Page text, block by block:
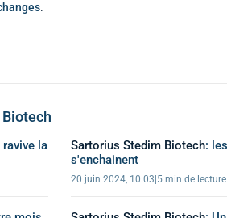
.
ravive la Sartorius Stedim Biotech:
s'enchainent
20 juin 2024, 10:03|5 min de lecture